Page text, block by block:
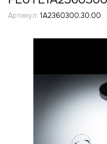
Артикул: 1A2360300.30.00